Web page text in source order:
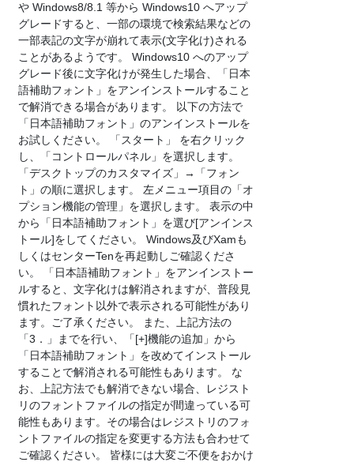
や Windows8/8.1 等から Windows10 へアップ
グレードすると、一部の環境で検索結果などの
一部表記の文字が崩れて表示(文字化け)される
ことがあるようです。 Windows10 へのアップ
グレード後に文字化けが発生した場合、「日本
語補助フォント」をアンインストールすること
で解消できる場合があります。 以下の方法で
「日本語補助フォント」のアンインストールを
お試しください。 「スタート」 を右クリック
し、「コントロールパネル」を選択します。
「デスクトップのカスタマイズ」→「フォン
ト」の順に選択します。 左メニュー項目の「オ
プション機能の管理」を選択します。 表示の中
から「日本語補助フォント」を選び[アンインス
トール]をしてください。 Windows及びXamも
しくはセンターTenを再起動しご確認くださ
い。 「日本語補助フォント」をアンインストー
ルすると、文字化けは解消されますが、普段見
慣れたフォント以外で表示される可能性があり
ます。ご了承ください。 また、上記方法の
「3．」までを行い、「[+]機能の追加」から
「日本語補助フォント」を改めてインストール
することで解消される可能性もあります。 な
お、上記方法でも解消できない場合、レジスト
リのフォントファイルの指定が間違っている可
能性もあります。その場合はレジストリのフォ
ントファイルの指定を変更する方法も合わせて
ご確認ください。 皆様には大変ご不便をおかけ